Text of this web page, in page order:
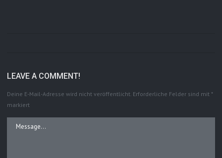
LEAVE A COMMENT!
Deine E-Mail-Adresse wird nicht veröffentlicht. Erforderliche Felder sind mit *
markiert